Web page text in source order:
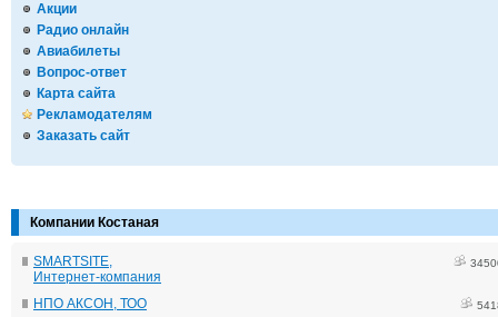
Акции
Радио онлайн
Авиабилеты
Вопрос-ответ
Карта сайта
Рекламодателям
Заказать сайт
Компании Костаная
SMARTSITE,
Интернет-компания
НПО АКСОН, ТОО